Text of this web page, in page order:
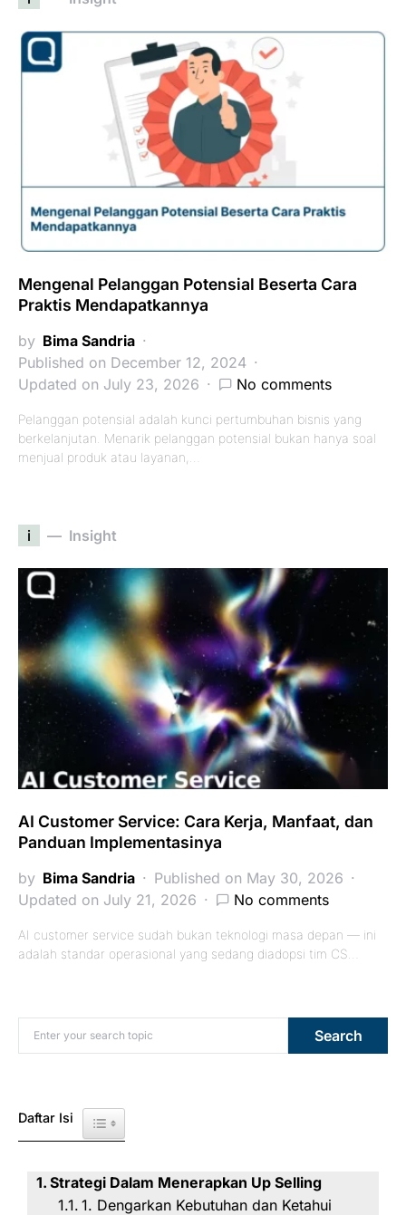
Mengenal Pelanggan Potensial Beserta Cara
Praktis Mendapatkannya
by Bima Sandria
Published on December 12, 2024
Updated on July 23, 2026
No comments
Pelanggan potensial adalah kunci pertumbuhan bisnis yang
berkelanjutan. Menarik pelanggan potensial bukan hanya soal
menjual produk atau layanan,…
i Insight
AI Customer Service: Cara Kerja, Manfaat, dan
Panduan Implementasinya
by Bima Sandria
Published on May 30, 2026
Updated on July 21, 2026
No comments
AI customer service sudah bukan teknologi masa depan — ini
adalah standar operasional yang sedang diadopsi tim CS…
Search for: Search
Daftar Isi Toggle Table of Content
Strategi Dalam Menerapkan Up Selling
1. Dengarkan Kebutuhan dan Ketahui